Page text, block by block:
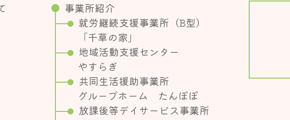
事業所紹介
就労継続支援事業所（B型）
「千草の家」
地域活動支援センター
やすらぎ
共同生活援助事業所
グループホーム たんぽぽ
放課後等デイサービス事業所